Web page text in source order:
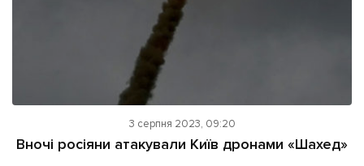
3 серпня 2023, 09:20
Вночі росіяни атакували Київ дронами «Шахед»